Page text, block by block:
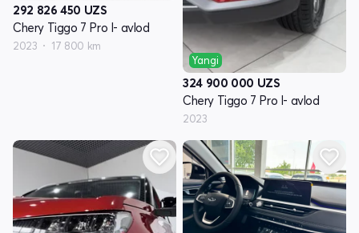
292 826 450 UZS
Chery Tiggo 7 Pro I- avlod
2023
17 800 km
Yangi
324 900 000 UZS
Chery Tiggo 7 Pro I- avlod
2023